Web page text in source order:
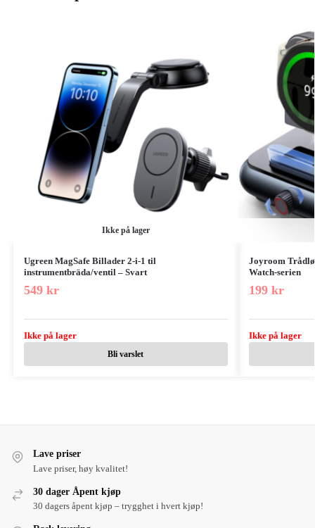
Ikke på lager
Ugreen MagSafe Billader 2-i-1 til
instrumentbräda/ventil – Svart
549 kr
Ikke på lager
Bli varslet
Joyroom
Watch-serien
199 kr
Ikke på lager
Lave priser
Lave priser, høy kvalitet!
30 dager Åpent kjøp
30 dagers åpent kjøp – trygghet i hvert kjøp!